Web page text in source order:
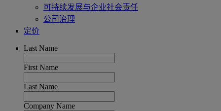
可持续发展与企业社会责任
公司治理
定价
Last Name
First Name
Last Name
Company Name